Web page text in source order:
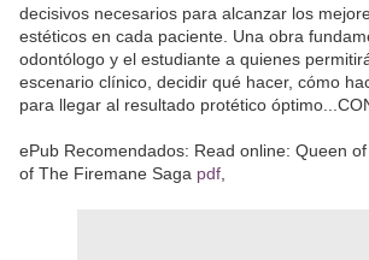
decisivos necesarios para alcanzar los
estéticos en cada paciente. Una obra
odontólogo y el estudiante a quienes
escenario clínico, decidir qué hacer, cómo
para llegar al resultado protético
ePub Recomendados: Read online: Queen
of The Firemane Saga pdf,